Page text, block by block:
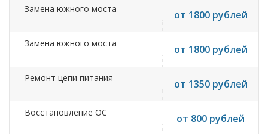
Замена южного моста от 1800 рублей
Замена южного моста от 1800 рублей
Ремонт цепи питания от 1350 рублей
Восстановление ОС от 800 рублей